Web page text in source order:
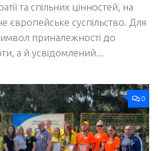
та спільних цінностей, на
європейське суспільство. Для
приналежності до
а й усвідомлений...
0